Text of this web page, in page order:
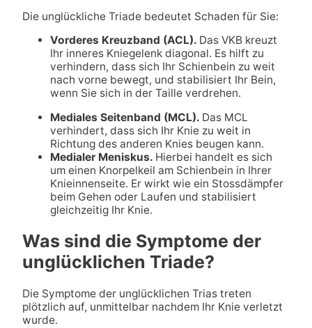
Die unglückliche Triade bedeutet Schaden für Sie:
Vorderes Kreuzband (ACL). Das VKB kreuzt
Ihr inneres Kniegelenk diagonal. Es hilft zu
verhindern, dass sich Ihr Schienbein zu weit
nach vorne bewegt, und stabilisiert Ihr Bein,
wenn Sie sich in der Taille verdrehen.
Mediales Seitenband (MCL). Das MCL
verhindert, dass sich Ihr Knie zu weit in
Richtung des anderen Knies beugen kann.
Medialer Meniskus. Hierbei handelt es sich
um einen Knorpelkeil am Schienbein in Ihrer
Knieinnenseite. Er wirkt wie ein Stossdämpfer
beim Gehen oder Laufen und stabilisiert
gleichzeitig Ihr Knie.
Was sind die Symptome der
unglücklichen Triade?
Die Symptome der unglücklichen Trias treten
plötzlich auf, unmittelbar nachdem Ihr Knie verletzt
wurde.